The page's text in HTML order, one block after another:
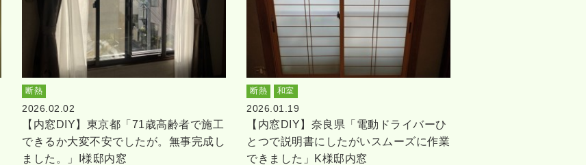
断熱
2026.02.02
【内窓DIY】東京都「71歳高齢者で施工
できるか大変不安でしたが。無事完成し
ました。」I様邸内窓
断熱 和室
2026.01.19
【内窓DIY】奈良県「電動ドライバーひ
とつで説明書にしたがいスムーズに作業
できました」K様邸内窓